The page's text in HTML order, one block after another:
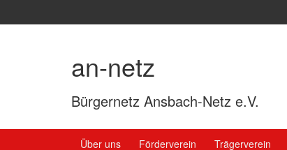
an-netz
Bürgernetz Ansbach-Netz e.V.
Über uns Förderverein Trägerverein